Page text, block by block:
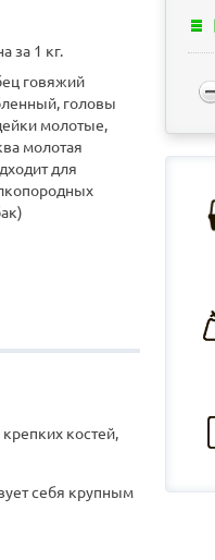
за 1 кг.
говяжий
головы
молотые,
молотая
для
костей,
себя крупным